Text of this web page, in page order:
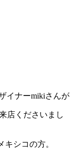
イナーmikiさんが
店くださいまし
シコの方。